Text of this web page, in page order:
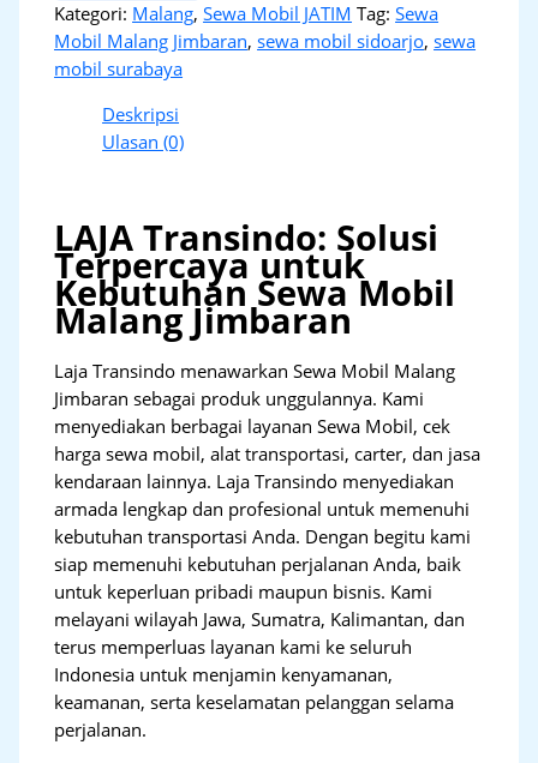
Kategori: Malang,Sewa Mobil JATIM Tag:Sewa
Mobil Malang Jimbaran,sewa mobil sidoarjo,sewa
mobil surabaya
Deskripsi
Ulasan (0)
LAJA Transindo: Solusi
Terpercaya untuk
Kebutuhan Sewa Mobil
Malang Jimbaran
Laja Transindo menawarkan Sewa Mobil Malang
Jimbaran sebagai produk unggulannya. Kami
menyediakan berbagai layanan Sewa Mobil, cek
harga sewa mobil, alat transportasi, carter, dan jasa
kendaraan lainnya. Laja Transindo menyediakan
armada lengkap dan profesional untuk memenuhi
kebutuhan transportasi Anda. Dengan begitu kami
siap memenuhi kebutuhan perjalanan Anda, baik
untuk keperluan pribadi maupun bisnis. Kami
melayani wilayah Jawa, Sumatra, Kalimantan, dan
terus memperluas layanan kami ke seluruh
Indonesia untuk menjamin kenyamanan,
keamanan, serta keselamatan pelanggan selama
perjalanan.